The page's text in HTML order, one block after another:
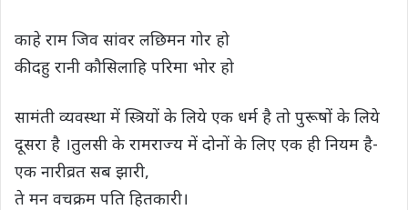
काहे राम जिव सांवर लछिमन गोर हो
कीदहु रानी कौसिलाहि परिमा भोर हो
सामंती व्यवस्था में स्त्रियों के लिये एक धर्म है तो पुरूषों के लिये
दूसरा है ।तुलसी के रामराज्य में दोनों के लिए एक ही नियम है-
एक नारीव्रत सब झारी,
ते मन वचक्रम पति हितकारी।